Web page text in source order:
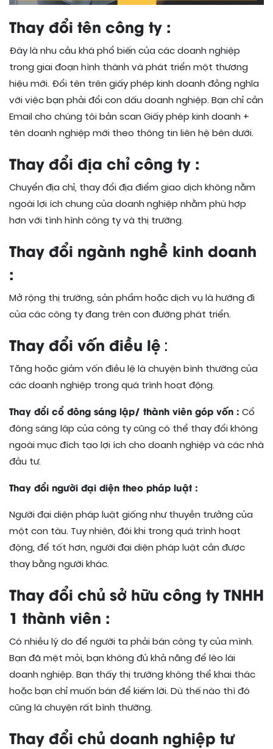
Thay đổi tên công ty :
Đây là nhu cầu khá phổ biến của các doanh nghiệp
trong giai đoạn hình thành và phát triển một thương
hiệu mới. Đổi tên trên giấy phép kinh doanh đồng nghĩa
với việc bạn phải đổi con dấu doanh nghiệp. Bạn chỉ cần
Email cho chúng tôi bản scan Giấy phép kinh doanh +
tên doanh nghiệp mới theo thông tin liên hệ bên dưới.
Thay đổi địa chỉ công ty :
Chuyển địa chỉ, thay đổi địa điểm giao dịch không nằm
ngoài lợi ích chung của doanh nghiệp nhằm phù hợp
hơn với tình hình công ty và thị trường.
Thay đổi ngành nghề kinh doanh
:
Mở rộng thị trường, sản phẩm hoặc dịch vụ là hướng đi
của các công ty đang trên con đường phát triển.
Thay đổi vốn điều lệ :
Tăng hoặc giảm vốn điều lệ là chuyện bình thường của
các doanh nghiệp trong quá trình hoạt động.
Thay đổi cổ đông sáng lập/ thành viên góp vốn : Cổ
đông sáng lập của công ty cũng có thể thay đổi không
ngoài mục đích tạo lợi ích cho doanh nghiệp và các nhà
đầu tư.
Thay đổi người đại diện theo pháp luật :
Người đại diện pháp luật giống như thuyền trưởng của
một con tàu. Tuy nhiên, đôi khi trong quá trình hoạt
động, để tốt hơn, người đại diện pháp luật cần được
thay bằng người khác.
Thay đổi chủ sở hữu công ty TNHH
1 thành viên :
Có nhiều lý do để người ta phải bán công ty của mình.
Bạn đã mệt mỏi, bạn không đủ khả năng để lèo lái
doanh nghiệp. Bạn thấy thị trường không thể khai thác
hoặc bạn chỉ muốn bán để kiếm lời. Dù thế nào thì đó
cũng là chuyện rất bình thường.
Thay đổi chủ doanh nghiệp tư